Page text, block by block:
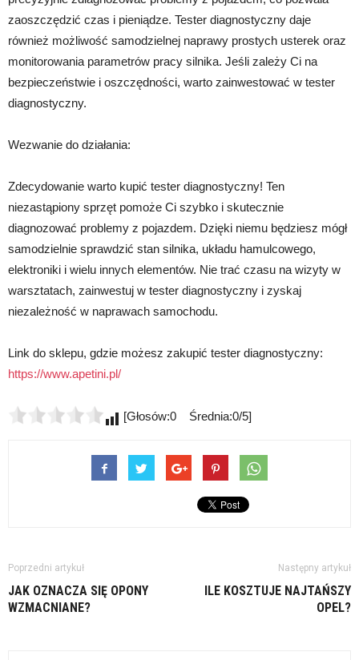
zaoszczędzić czas i pieniądze. Tester diagnostyczny daje
również możliwość samodzielnej naprawy prostych usterek oraz
monitorowania parametrów pracy silnika. Jeśli zależy Ci na
bezpieczeństwie i oszczędności, warto zainwestować w tester
diagnostyczny.
Wezwanie do działania:
Zdecydowanie warto kupić tester diagnostyczny! Ten
niezastąpiony sprzęt pomoże Ci szybko i skutecznie
diagnozować problemy z pojazdem. Dzięki niemu będziesz mógł
samodzielnie sprawdzić stan silnika, układu hamulcowego,
elektroniki i wielu innych elementów. Nie trać czasu na wizyty w
warsztatach, zainwestuj w tester diagnostyczny i zyskaj
niezależność w naprawach samochodu.
Link do sklepu, gdzie możesz zakupić tester diagnostyczny:
https://www.apetini.pl/
[Głosów:0 Średnia:0/5]
Poprzedni artykuł
JAK OZNACZA SIĘ OPONY
WZMACNIANE?
Następny artykuł
ILE KOSZTUJE NAJTAŃSZY
OPEL?